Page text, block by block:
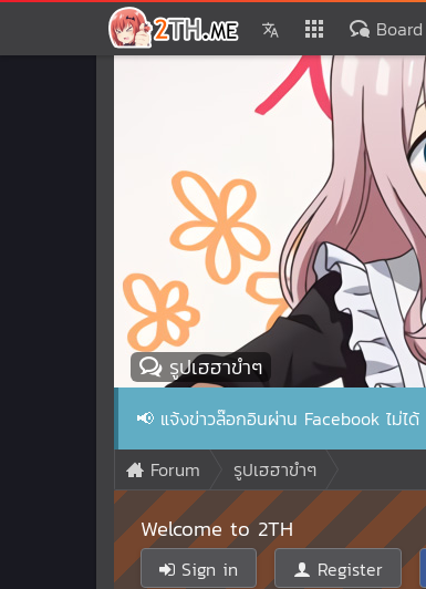
Board
รูปเฮฮาขำๆ
📢 แจ้งข่าวล๊อกอินผ่าน Facebook ไม่ได้
Forum
รูปเฮฮาขำๆ
Welcome to 2TH
Sign in Register